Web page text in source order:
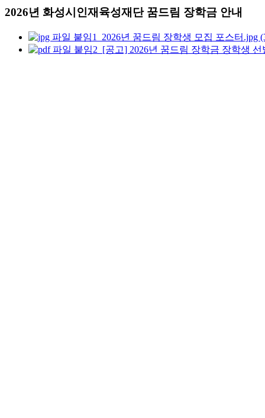
2026년 화성시인재육성재단 꿈드림 장학금 안내
붙임1_2026년 꿈드림 장학생 모집 포스터.jpg
붙임2_[공고] 2026년 꿈드림 장학금 장학생 선